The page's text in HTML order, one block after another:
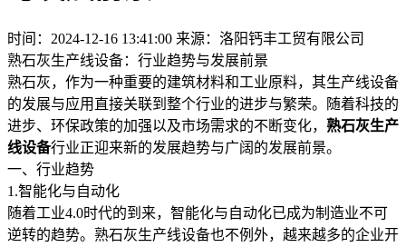
时间：2024-12-16 13:41:00 来源：洛阳钙丰工贸有限公司
熟石灰生产线设备：行业趋势与发展前景
熟石灰，作为一种重要的建筑材料和工业原料，其生产线设备
的发展与应用直接关联到整个行业的进步与繁荣。随着科技的
进步、环保政策的加强以及市场需求的不断变化， 熟石灰生产
线设备行业正迎来新的发展趋势与广阔的发展前景。
一、行业趋势
1.智能化与自动化
随着工业4.0时代的到来，智能化与自动化已成为制造业不可
逆转的趋势。熟石灰生产线设备也不例外，越来越多的企业开